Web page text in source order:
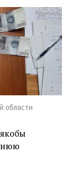
области